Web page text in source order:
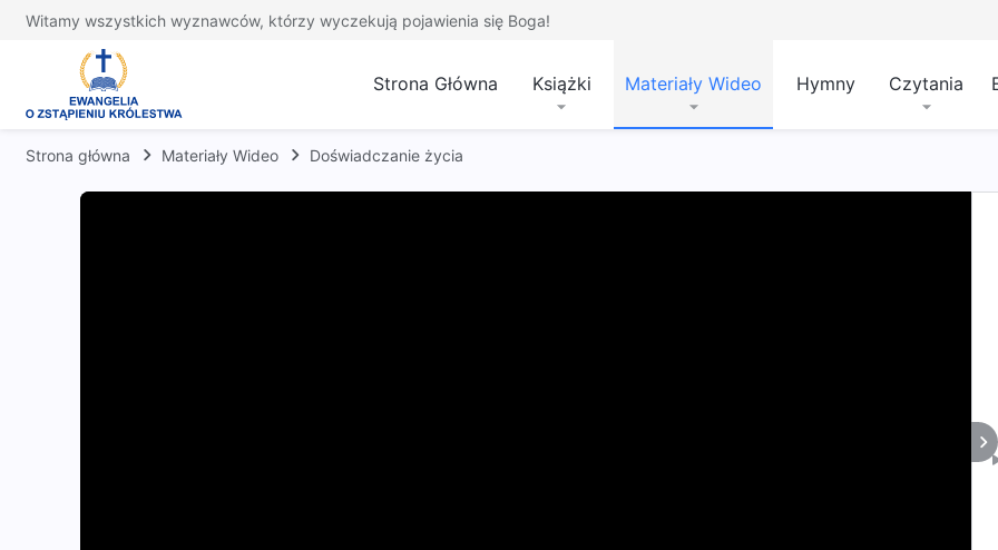
Witamy wszystkich wyznawców, którzy wyczekują pojawienia się Boga!
Strona Główna Książki Materiały Wideo Hymny Czytania
Strona główna Materiały Wideo Doświadczanie życia